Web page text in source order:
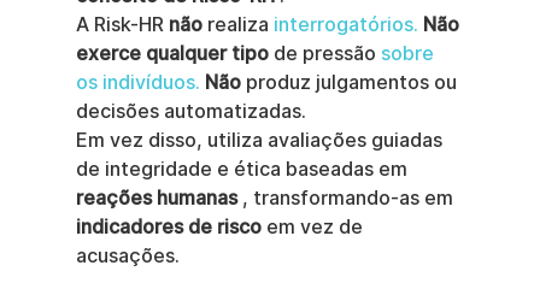
A Risk-HR não realiza interrogatórios. Não
exerce qualquer tipo de pressão sobre
os indivíduos. Não produz julgamentos ou
decisões automatizadas.
Em vez disso, utiliza avaliações guiadas
de integridade e ética baseadas em
reações humanas , transformando-as em
indicadores de risco em vez de
acusações.